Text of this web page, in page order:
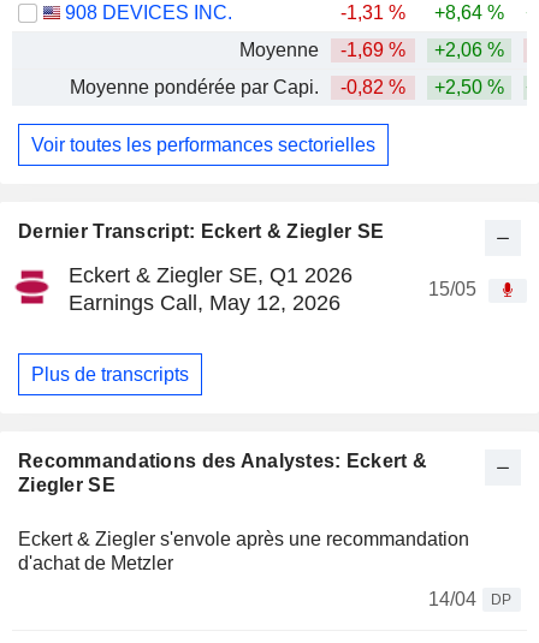
Dernier Transcript: Eckert & Ziegler SE
Eckert & Ziegler SE, Q1 2026
Earnings Call, May 12, 2026
15/05
Plus de transcripts
Recommandations des Analystes: Eckert &
Ziegler SE
Eckert & Ziegler s'envole après une recommandation
d'achat de Metzler
14/04
DP
908 DEVICES INC.
-1,31 % +8,64 %
Moyenne
-1,69 % +2,06 %
Moyenne pondérée par Capi.
-0,82 % +2,50 %
Voir toutes les performances sectorielles